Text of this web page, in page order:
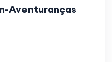
Aventuranças